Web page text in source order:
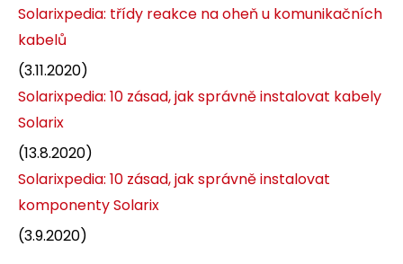
Solarixpedia: třídy reakce na oheň u komunikačních
kabelů
(3.11.2020)
Solarixpedia: 10 zásad, jak správně instalovat kabely
Solarix
(13.8.2020)
Solarixpedia: 10 zásad, jak správně instalovat
komponenty Solarix
(3.9.2020)